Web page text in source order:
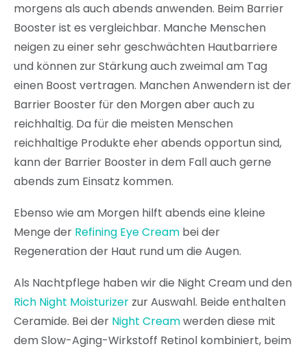
morgens als auch abends anwenden. Beim Barrier
Booster ist es vergleichbar. Manche Menschen
neigen zu einer sehr geschwächten Hautbarriere
und können zur Stärkung auch zweimal am Tag
einen Boost vertragen. Manchen Anwendern ist der
Barrier Booster für den Morgen aber auch zu
reichhaltig. Da für die meisten Menschen
reichhaltige Produkte eher abends opportun sind,
kann der Barrier Booster in dem Fall auch gerne
abends zum Einsatz kommen.
Ebenso wie am Morgen hilft abends eine kleine
Menge der Refining Eye Cream bei der
Regeneration der Haut rund um die Augen.
Als Nachtpflege haben wir die Night Cream und den
Rich Night Moisturizer zur Auswahl. Beide enthalten
Ceramide. Bei der Night Creamwerden diese mit
dem Slow-Aging-Wirkstoff Retinol kombiniert, beim